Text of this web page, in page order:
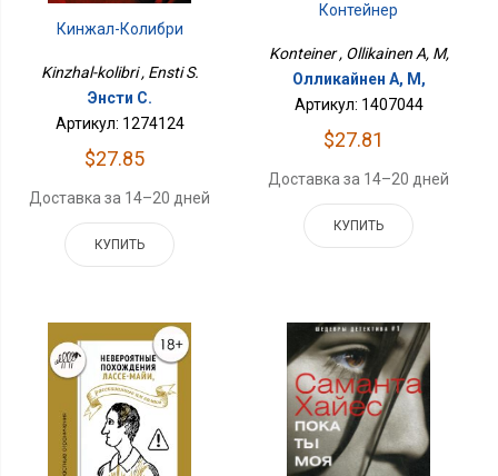
Кинжал-Колибри
Kinzhal-kolibri , Ensti S.
Энсти С.
Артикул: 1274124
$27.85
Доставка за 14–20 дней
КУПИТЬ
Контейнер
Konteiner , Ollikainen A, M,
Олликайнен А, М,
Артикул: 1407044
$27.81
Доставка за 14–20 дней
КУПИТЬ